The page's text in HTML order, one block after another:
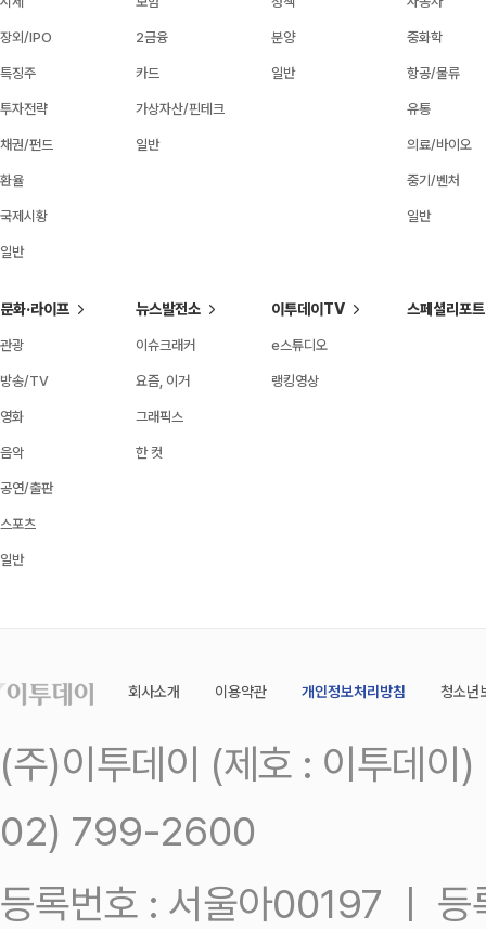
장외/IPO
특징주
투자전략
채권/펀드
환율
국제시황
일반
2금융
카드
가상자산/핀테크
일반
분양
일반
중화학
항공/물류
유통
의료/바이오
중기/벤처
일반
문화·라이프
관광
방송/TV
영화
음악
공연/출판
스포츠
일반
뉴스발전소
이슈크래커
요즘, 이거
그래픽스
한 컷
이투데이TV
e스튜디오
랭킹영상
스페셜리포트
회사소개 이용약관 개인정보처리방침 청소년
(주)이투데이 (제호 : 이투데
02) 799-2600
등록번호 : 서울아00197 ㅣ